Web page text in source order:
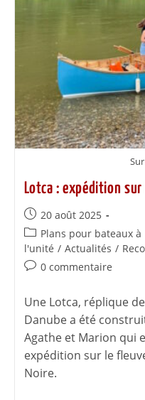
Lotca : expédition sur
20 août 2025
Plans pour bateaux à
l'unité / Actualités /
0 commentaire
Une Lotca, réplique
Danube a été
Agathe et Marion qui
expédition sur le
Noire.